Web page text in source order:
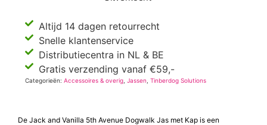
Altijd 14 dagen retourrecht
Snelle klantenservice
Distributiecentra in NL & BE
Gratis verzending vanaf €59,-
Categorieën:Accessoires & overig ,Jassen ,Tinberdog Solutions
De Jack and Vanilla 5th Avenue Dogwalk Jas met Kap is een